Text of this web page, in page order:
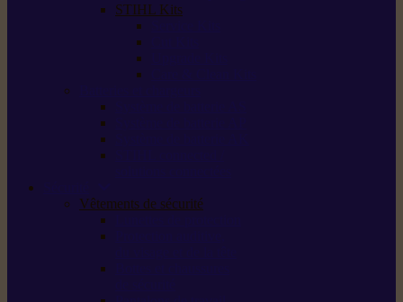
STIHL Kits
Vêtements de sécurité